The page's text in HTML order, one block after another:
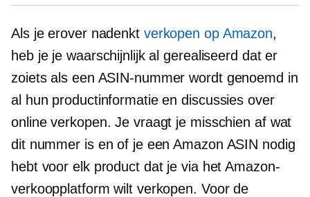
Als je erover nadenkt verkopen op Amazon,
heb je je waarschijnlijk al gerealiseerd dat er
zoiets als een ASIN-nummer wordt genoemd in
al hun productinformatie en discussies over
online verkopen. Je vraagt ​​je misschien af ​​wat
dit nummer is en of je een Amazon ASIN nodig
hebt voor elk product dat je via het Amazon-
verkoopplatform wilt verkopen. Voor de